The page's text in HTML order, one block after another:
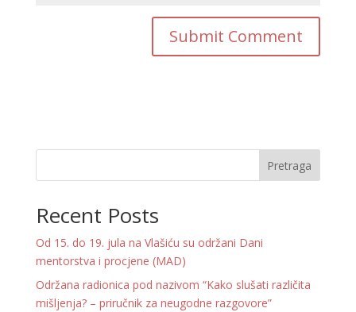
Pretraga
Recent Posts
Od 15. do 19. jula na Vlašiću su održani Dani
mentorstva i procjene (MAD)
Održana radionica pod nazivom “Kako slušati različita
mišljenja? – priručnik za neugodne razgovore”